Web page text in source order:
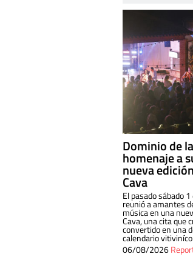
Dominio de
homenaje a
nueva
Cava
El pasado sábado
reunió a amantes
música en una
Cava, una cita que
convertido en una
calendario
06/08/2026